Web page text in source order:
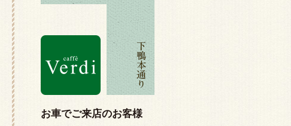
お車でご来店のお客様